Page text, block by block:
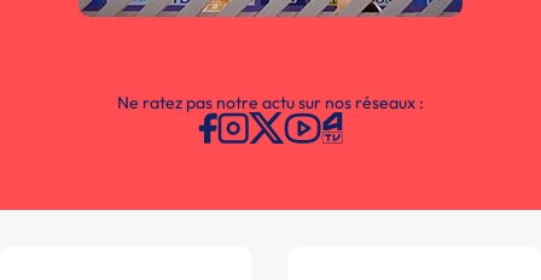
Ne ratez pas notre actu sur nos réseaux :